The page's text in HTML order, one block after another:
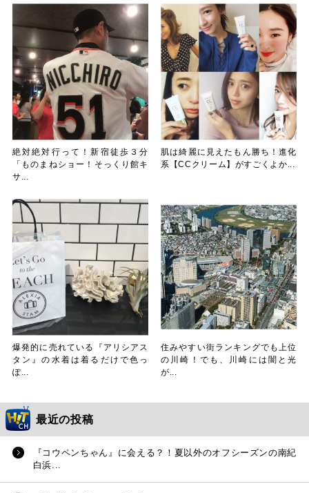
絶対絶対行って！新宿徒歩３分
「ものまねショー！そっくり館キ
サ...
肌は綺麗に見えたもん勝ち！進化
系【CCクリーム】がすごくよか...
爆発的に売れている『アリシアス
タン』の水着は着るだけで色っ
ぽ...
住みやすい街ランキングでも上位
の川崎！でも、川崎には闇と光
が...
最近の投稿
『コウペンちゃん』に会える？！夏以外のオフシーズンの南紀
白浜...